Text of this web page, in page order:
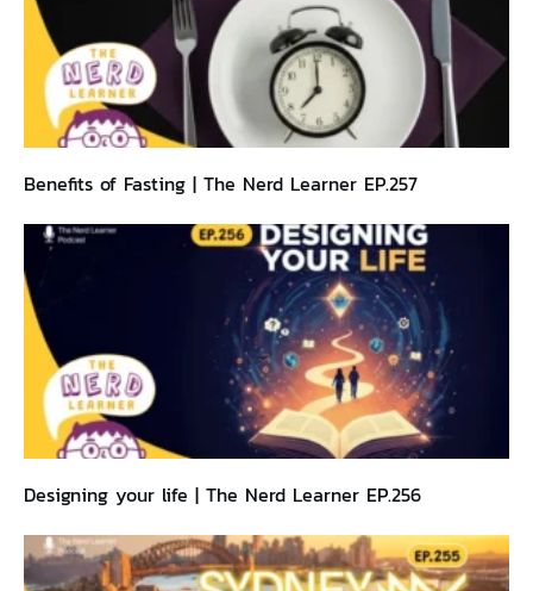
Benefits of Fasting | The Nerd Learner EP.257
Designing your life | The Nerd Learner EP.256